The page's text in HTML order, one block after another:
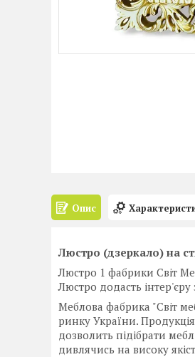
Опис
Люстро (дзеркало) на
Люстро 1 фабрики Світ
Люстро додасть
Меблова фабрика "Світ
ринку України.
дозволить підібрати
дивлячись на високу